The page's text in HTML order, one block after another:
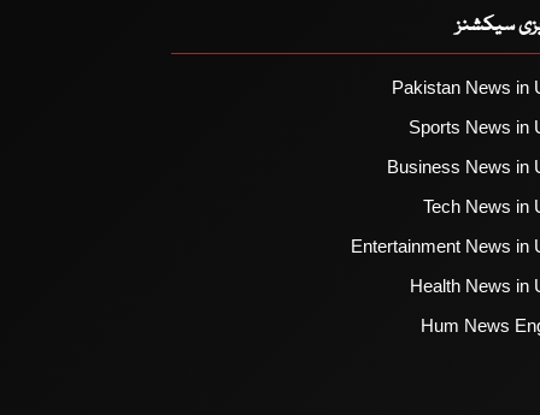
سیکشنز
Pakistan News in
Sports News in
Business News in
Tech News in
Entertainment News in
Health News in
Hum News